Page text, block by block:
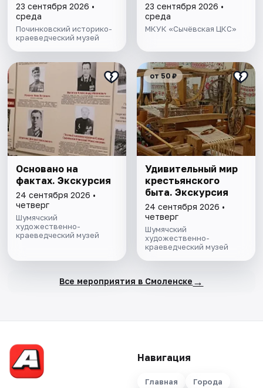
23 сентября 2026 •
среда
Починковский историко-
краеведческий музей
23 сентября 2026 •
среда
МКУК «Сычёвская ЦКС»
Основано на
фактах. Экскурсия
24 сентября 2026 •
четверг
Шумячский
художественно-
краеведческий музей
от 50 ₽
Удивительный мир
крестьянского
быта. Экскурсия
24 сентября 2026 •
четверг
Шумячский
художественно-
краеведческий музей
Все мероприятия в Смоленске →
Навигация
Главная Города